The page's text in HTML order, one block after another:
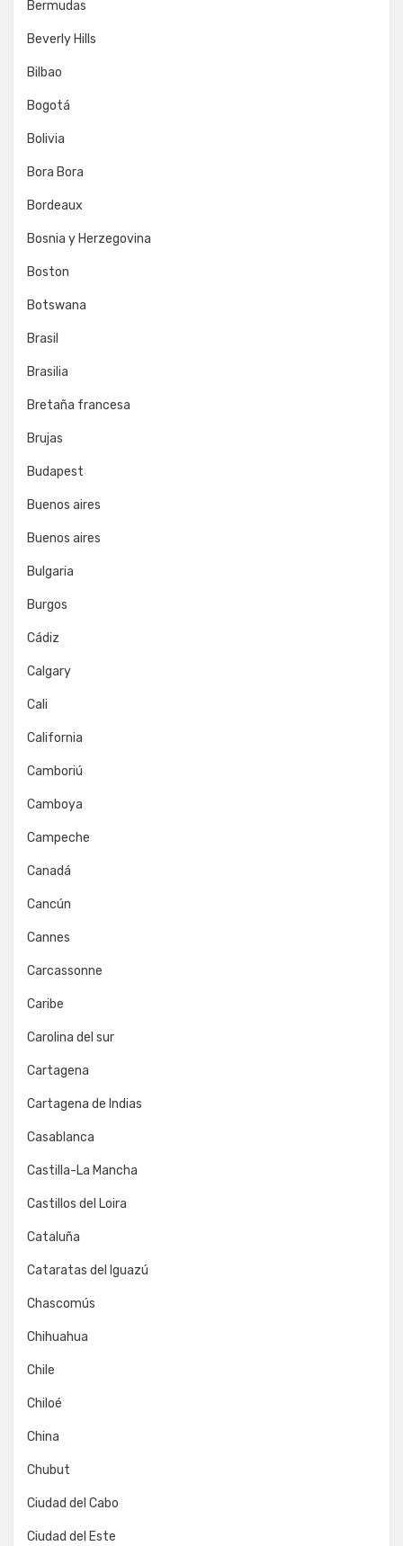
Bermudas
Beverly Hills
Bilbao
Bogotá
Bolivia
Bora Bora
Bordeaux
Bosnia y Herzegovina
Boston
Botswana
Brasil
Brasilia
Bretaña francesa
Brujas
Budapest
Buenos aires
Buenos aires
Bulgaria
Burgos
Cádiz
Calgary
Cali
California
Camboriú
Camboya
Campeche
Canadá
Cancún
Cannes
Carcassonne
Caribe
Carolina del sur
Cartagena
Cartagena de Indias
Casablanca
Castilla-La Mancha
Castillos del Loira
Cataluña
Cataratas del Iguazú
Chascomús
Chihuahua
Chile
Chiloé
China
Chubut
Ciudad del Cabo
Ciudad del Este